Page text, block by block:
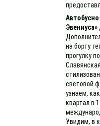
на борту
прогулку
световой
узнаем,
квартал в
Увидим, в